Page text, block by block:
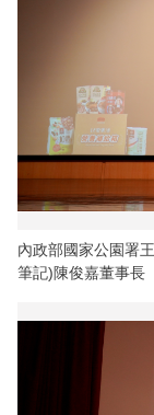
內政部國家公園署
筆記)陳俊嘉董事長